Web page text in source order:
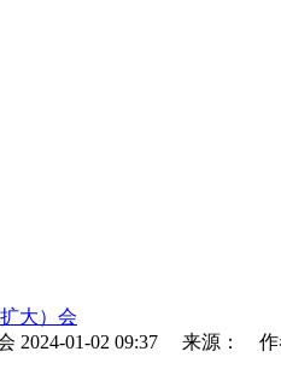
大）会
2024-01-02 09:37 来源：